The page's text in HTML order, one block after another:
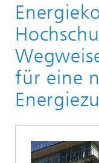
für eine